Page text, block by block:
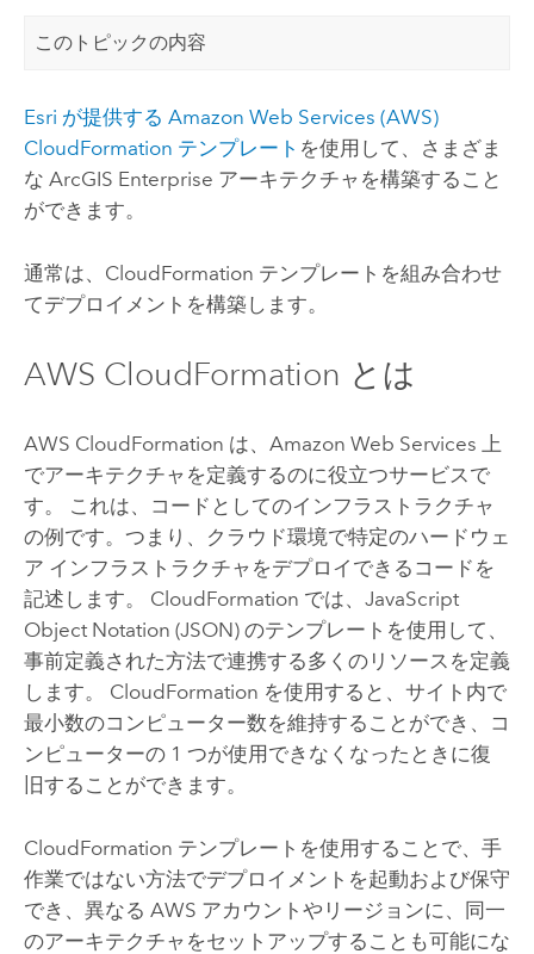
このトピックの内容
Esri が提供する Amazon Web Services (AWS)
CloudFormation テンプレート を使用して、さまざま
な ArcGIS Enterprise アーキテクチャを構築すること
ができます。
通常は、 CloudFormation テンプレートを組み合わせ
てデプロイメントを構築します。
AWS CloudFormation とは
AWS CloudFormation は、 Amazon Web Services 上
でアーキテクチャを定義するのに役立つサービスで
す。 これは、コードとしてのインフラストラクチャ
の例です。つまり、クラウド環境で特定のハードウェ
ア インフラストラクチャをデプロイできるコードを
記述します。 CloudFormation では、 JavaScript
Object Notation (JSON) のテンプレートを使用して、
事前定義された方法で連携する多くのリソースを定義
します。 CloudFormation を使用すると、サイト内で
最小数のコンピューター数を維持することができ、コ
ンピューターの 1 つが使用できなくなったときに復
旧することができます。
CloudFormation テンプレートを使用することで、手
作業ではない方法でデプロイメントを起動および保守
でき、異なる AWS アカウントやリージョンに、同一
のアーキテクチャをセットアップすることも可能にな